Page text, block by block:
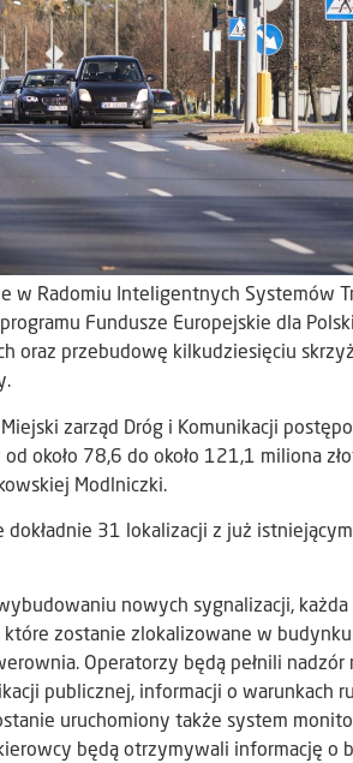
w Radomiu Inteligentnych Systemów
Fundusze Europejskie dla
oraz przebudowę kilkudziesięciu
Miejski zarząd Dróg i Komunikacji
około 78,6 do około 121,1 miliona
Modlniczki.
dokładnie 31 lokalizacji z już
nowych sygnalizacji,
które zostanie zlokalizowane w
Operatorzy będą pełnili
publicznej, informacji o warunkach
uruchomiony także system
będą otrzymywali informację o